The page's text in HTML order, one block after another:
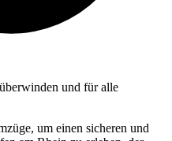
und für alle
um einen sicheren und